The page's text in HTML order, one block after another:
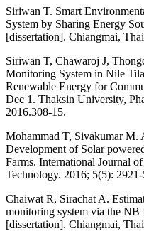
Siriwan T. Smart
System by Sharing Energy
[dissertation]. Chiangmai,
Siriwan T, Chawaroj J,
Monitoring System in Nile
Renewable Energy for
Dec 1. Thaksin University,
2016.308-15.
Mohammad T, Sivakumar M.
Development of Solar
Farms. International Journal
Technology. 2016; 5(5): 2921-
Chaiwat R, Sirachat A.
monitoring system via the
[dissertation]. Chiangmai,